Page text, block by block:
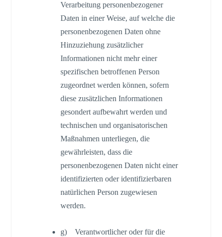
Verarbeitung personenbezogener
Daten in einer Weise, auf welche die
personenbezogenen Daten ohne
Hinzuziehung zusätzlicher
Informationen nicht mehr einer
spezifischen betroffenen Person
zugeordnet werden können, sofern
diese zusätzlichen Informationen
gesondert aufbewahrt werden und
technischen und organisatorischen
Maßnahmen unterliegen, die
gewährleisten, dass die
personenbezogenen Daten nicht einer
identifizierten oder identifizierbaren
natürlichen Person zugewiesen
werden.
g) Verantwortlicher oder für die